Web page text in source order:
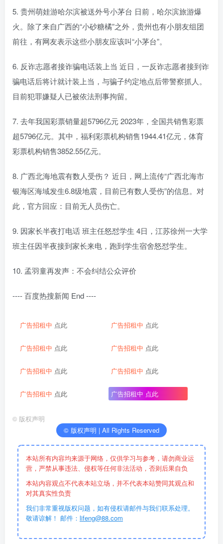
5. 贵州萌娃游哈尔滨被送外号小茅台 日前，哈尔滨旅游爆
火。除了来自广西的“小砂糖橘”之外，贵州也有小朋友组团
前往，有网友表示这些小朋友应该叫“小茅台”。
6. 反诈志愿者接诈骗电话装上当 近日，一反诈志愿者接到诈
骗电话后将计就计装上当，与骗子约定地点后带警察抓人。
目前犯罪嫌疑人已被依法刑事拘留。
7. 去年我国彩票销量超5796亿元 2023年，全国共销售彩票
超5796亿元。其中，福利彩票机构销售1944.41亿元，体育
彩票机构销售3852.55亿元。
8. 广西北海地震有数人受伤？ 近日，网上流传“广西北海市
银海区海域发生6.8级地震，目前已有数人受伤”的信息。对
此，官方回应：目前无人员伤亡。
9. 因家长半夜打电话 班主任怒怼学生 4日，江苏徐州一大学
班主任因半夜接到家长来电，跑到学生宿舍怒怼学生。
10. 孟羽童再发声：不会纠结公众评价
---- 百度热搜新闻 End ----
广告招租中 点此 广告招租中 点此
广告招租中 点此 广告招租中 点此
广告招租中 点此 广告招租中 点此
广告招租中 点此 广告招租中 点此
© 版权声明
© 版权声明 | All Rights Reserved
本站所有内容均来源于网络，仅供学习与参考，请勿商业运
营，严禁从事违法、侵权等任何非法活动，否则后果自负
本站内容观点不代表本站立场，并不代表本站赞同其观点和
对其真实性负责
我们非常重视版权问题，如有侵权请邮件与我们联系处理。
敬请谅解！ 邮件： lifeng@88.com